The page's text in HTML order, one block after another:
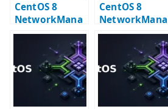
CentOS 8
NetworkMana
ger VLAN 設定
– nmcli で
VLAN インター
フェイスを作る
CentOS 8
NetworkMana
ger VLAN +
Bonding 設定